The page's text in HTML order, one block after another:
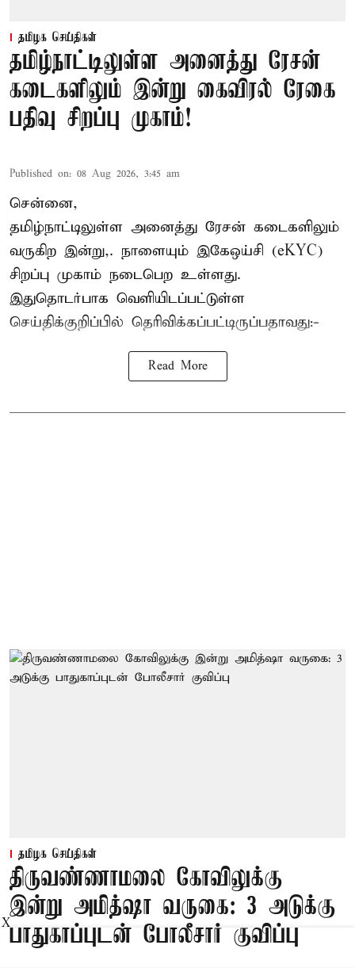
தமிழக செய்திகள்
தமிழ்நாட்டிலுள்ள அனைத்து ரேசன்
கடைகளிலும் இன்று கைவிரல் ரேகை
பதிவு சிறப்பு முகாம்!
Published on: 08 Aug 2026, 3:45 am
சென்னை,
தமிழ்நாட்டிலுள்ள அனைத்து ரேசன் கடைகளிலும்
வருகிற இன்று,. நாளையும் இகேஒய்சி (eKYC)
சிறப்பு முகாம் நடைபெற உள்ளது.
இதுதொடர்பாக வெளியிடப்பட்டுள்ள
செய்திக்குறிப்பில் தெரிவிக்கப்பட்டிருப்பதாவது:-
Read More
தமிழக செய்திகள்
திருவண்ணாமலை கோவிலுக்கு
இன்று அமித்ஷா வருகை: 3 அடுக்கு
பாதுகாப்புடன் போலீசார் குவிப்பு
X